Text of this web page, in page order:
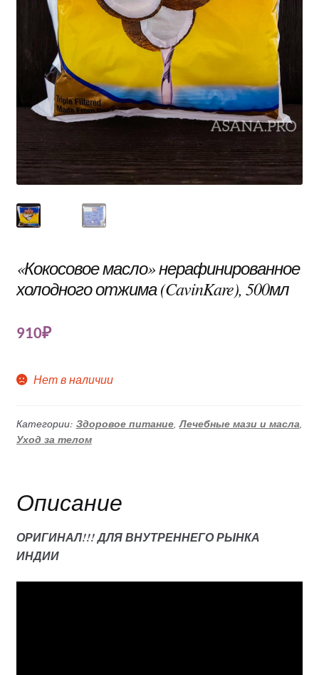
«Кокосовое масло» нерафинированное
холодного отжима (CavinKare), 500мл
910₽
Нет в наличии
Категории: Здоровое питание,Лечебные мази и масла,
Уход за телом
Описание
ОРИГИНАЛ!!! ДЛЯ ВНУТРЕННЕГО РЫНКА
ИНДИИ